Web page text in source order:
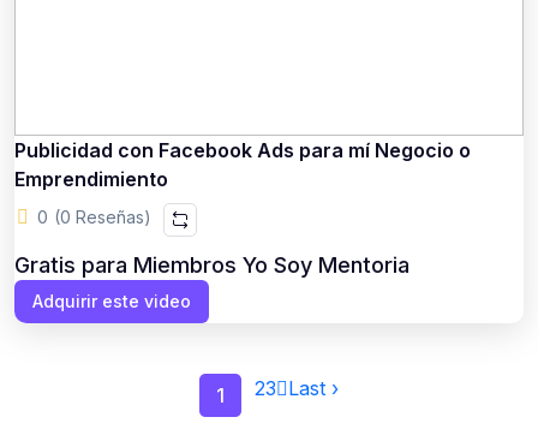
Publicidad con Facebook Ads para mí Negocio o
Emprendimiento
0 (0 Reseñas)
Gratis para Miembros Yo Soy Mentoria
Adquirir este video
1 23 Last ›